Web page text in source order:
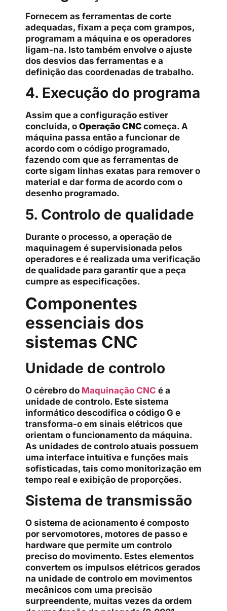
Fornecem as ferramentas de corte
adequadas, fixam a peça com grampos,
programam a máquina e os operadores
ligam-na. Isto também envolve o ajuste
dos desvios das ferramentas e a
definição das coordenadas de trabalho.
4. Execução do programa
Assim que a configuração estiver
concluída, o Operação CNC começa. A
máquina passa então a funcionar de
acordo com o código programado,
fazendo com que as ferramentas de
corte sigam linhas exatas para remover o
material e dar forma de acordo com o
desenho programado.
5. Controlo de qualidade
Durante o processo, a operação de
maquinagem é supervisionada pelos
operadores e é realizada uma verificação
de qualidade para garantir que a peça
cumpre as especificações.
Componentes
essenciais dos
sistemas CNC
Unidade de controlo
O cérebro do Maquinação CNC é a
unidade de controlo. Este sistema
informático descodifica o código G e
transforma-o em sinais elétricos que
orientam o funcionamento da máquina.
As unidades de controlo atuais possuem
uma interface intuitiva e funções mais
sofisticadas, tais como monitorização em
tempo real e exibição de proporções.
Sistema de transmissão
O sistema de acionamento é composto
por servomotores, motores de passo e
hardware que permite um controlo
preciso do movimento. Estes elementos
convertem os impulsos elétricos gerados
na unidade de controlo em movimentos
mecânicos com uma precisão
surpreendente, muitas vezes da ordem